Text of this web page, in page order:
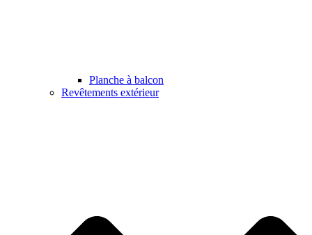
Planche à balcon
Revêtements extérieur